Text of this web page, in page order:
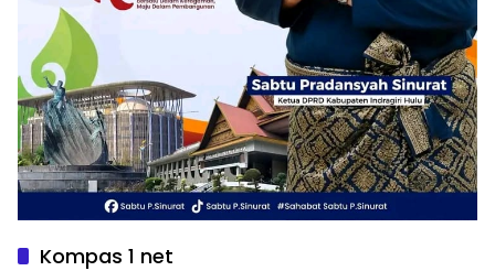
Kompas 1 net